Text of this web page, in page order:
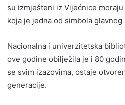
su izmješteni iz Vijećnice
koja je jedna od simbola glavnog
Nacionalna i univerzitetska
ove godine obilježila je i 80
se svim izazovima, ostaje
generacije.